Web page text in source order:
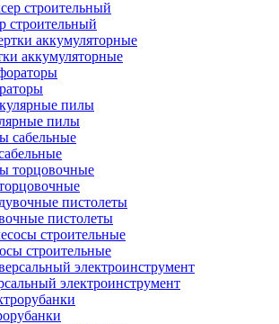
строительный
аккумуляторные
пилы
пистолеты
строительные
электроинструмент